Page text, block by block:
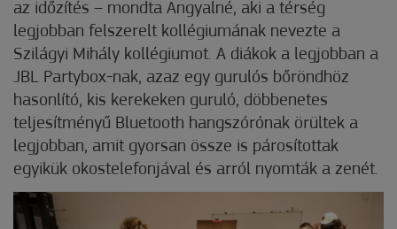
az időzítés – mondta Angyalné, aki a térség
legjobban felszerelt kollégiumának nevezte a
Szilágyi Mihály kollégiumot. A diákok a legjobban a
JBL Partybox-nak, azaz egy gurulós bőröndhöz
hasonlító, kis kerekeken guruló, döbbenetes
teljesítményű Bluetooth hangszórónak örültek a
legjobban, amit gyorsan össze is párosítottak
egyikük okostelefonjával és arról nyomták a zenét.